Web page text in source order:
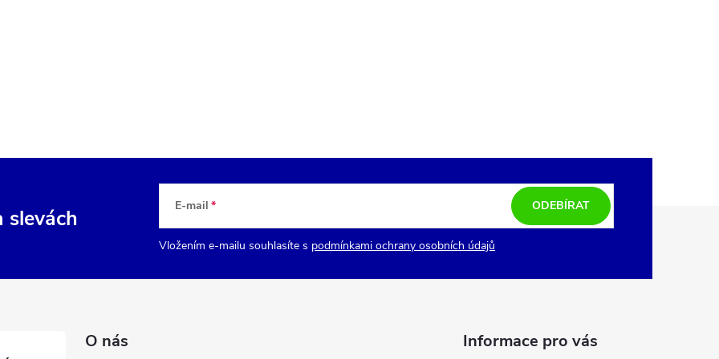
slevách E-mail
Vložením e-mailu souhlasíte s podmínkami ochrany osobních údajů
ODEBÍRAT
O nás Informace pro vás